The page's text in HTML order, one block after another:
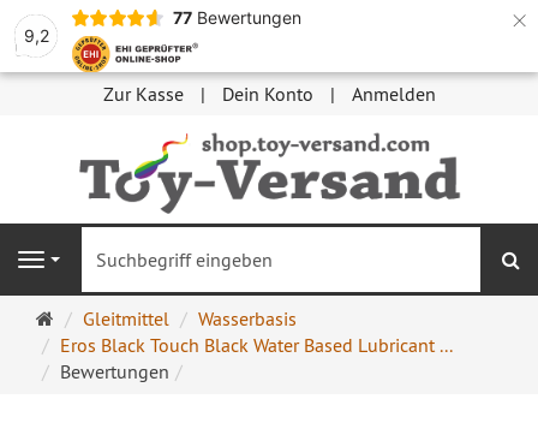
9,2
77 Bewertungen ×
Zur Kasse Dein Konto Anmelden
Navigation
Startseite
Gleitmittel
Wasserbasis
Eros Black Touch Black Water Based Lubricant ...
Bewertungen